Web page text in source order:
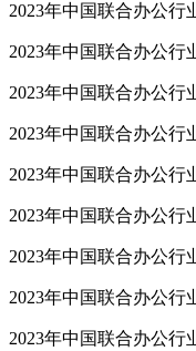
2023年中国联合办公行
2023年中国联合办公行
2023年中国联合办公行
2023年中国联合办公行
2023年中国联合办公行
2023年中国联合办公行
2023年中国联合办公行
2023年中国联合办公行
2023年中国联合办公行